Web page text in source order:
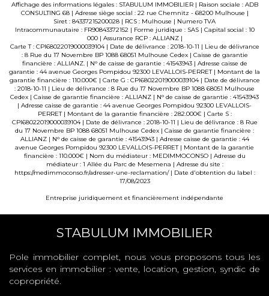
Affichage des informations légales : STABULUM IMMOBILIER | Raison sociale : ADB
CONSULTING 68 | Adresse siège social : 22 rue Chemnitz - 68200 Mulhouse |
Siret : 84337215200028 | RCS : Mulhouse | Numero TVA
Intracommunautaire : FR90843372152 | Forme juridique : SAS | Capital social : 10
000 | Assurance RCP : ALLIANZ |
Carte T : CPI68022019000039104 | Date de délivrance : 2018-10-11 | Lieu de délivrance
: 8 Rue du 17 Novembre BP 1088 68051 Mulhouse Cedex | Caisse de garantie
financière : ALLIANZ. | N° de caisse de garantie : 41543943 | Adresse caisse de
garantie : 44 avenue Georges Pompidou 92300 LEVALLOIS-PERRET | Montant de la
garantie financière : 110.000€ | Carte G : CPI68022019000039104 | Date de délivrance
: 2018-10-11 | Lieu de délivrance : 8 Rue du 17 Novembre BP 1088 68051 Mulhouse
Cedex | Caisse de garantie financière : ALLIANZ | N° de caisse de garantie : 41543943
| Adresse caisse de garantie : 44 avenue Georges Pompidou 92300 LEVALLOIS-
PERRET | Montant de la garantie financière : 282.000€ | Carte S :
CPI68022019000039104 | Date de délivrance : 2018-10-11 | Lieu de délivrance : 8 Rue
du 17 Novembre BP 1088 68051 Mulhouse Cedex | Caisse de garantie financière :
ALLIANZ | N° de caisse de garantie : 41543943 | Adresse caisse de garantie : 44
avenue Georges Pompidou 92300 LEVALLOIS-PERRET | Montant de la garantie
financière : 110.000€ | Nom du médiateur : MEDIMMOCONSO | Adresse du
médiateur : 1 Allée du Parc de Mesemena | Adresse du site :
https://medimmoconso.fr/adresser-une-reclamation/| Date d'obtention du label :
17/08/2023
Entreprise juridiquement et financièrement indépendante
STABULUM IMMOBILIER
Pole immobilier complet, nous vous proposons tous les
services en immobilier : vente, location, gestion, syndic de
copropriété.